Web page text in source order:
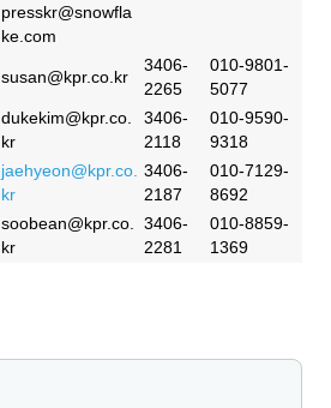
presskr@snowfla
ke.com
susan@kpr.co.kr
3406-
2265
010-9801-
5077
dukekim@kpr.co.
kr
3406-
2118
010-9590-
9318
jaehyeon@kpr.co.
kr
3406-
2187
010-7129-
8692
soobean@kpr.co.
kr
3406-
2281
010-8859-
1369